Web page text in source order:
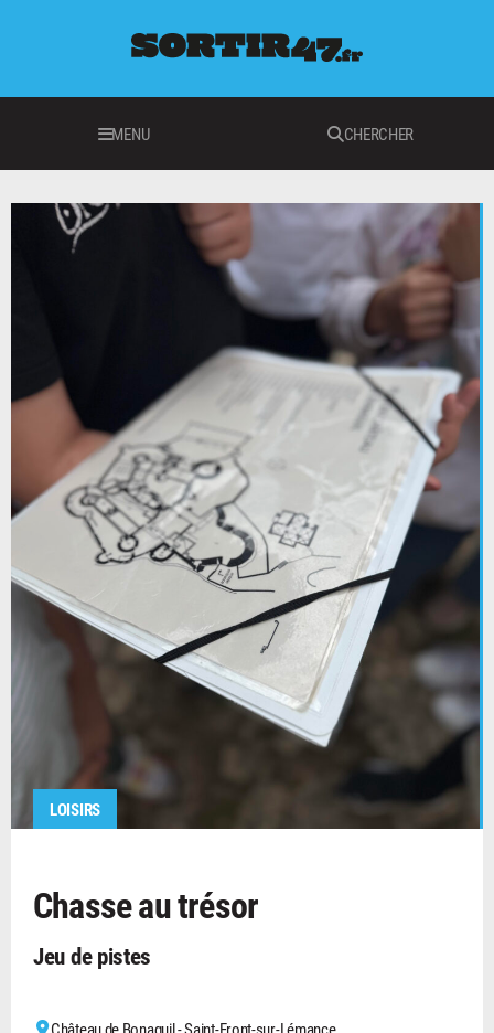
MENU CHERCHER
LOISIRS
Chasse au trésor
Jeu de pistes
Château de Bonaguil - Saint-Front-sur-Lémance